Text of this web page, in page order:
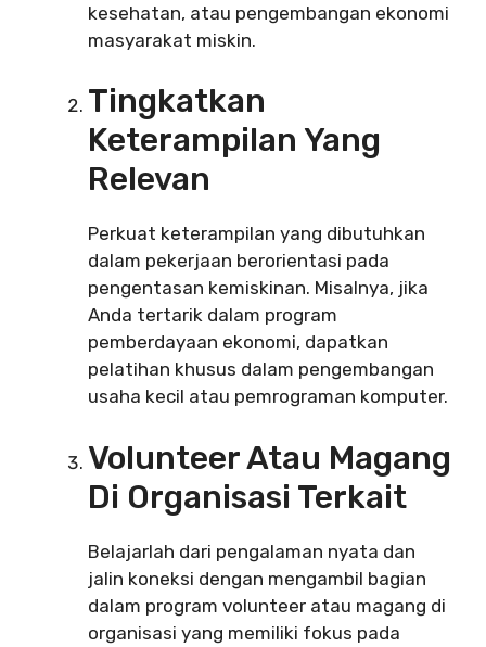
kesehatan, atau pengembangan ekonomi
masyarakat miskin.
Tingkatkan
Keterampilan Yang
Relevan
Perkuat keterampilan yang dibutuhkan
dalam pekerjaan berorientasi pada
pengentasan kemiskinan. Misalnya, jika
Anda tertarik dalam program
pemberdayaan ekonomi, dapatkan
pelatihan khusus dalam pengembangan
usaha kecil atau pemrograman komputer.
Volunteer Atau Magang
Di Organisasi Terkait
Belajarlah dari pengalaman nyata dan
jalin koneksi dengan mengambil bagian
dalam program volunteer atau magang di
organisasi yang memiliki fokus pada